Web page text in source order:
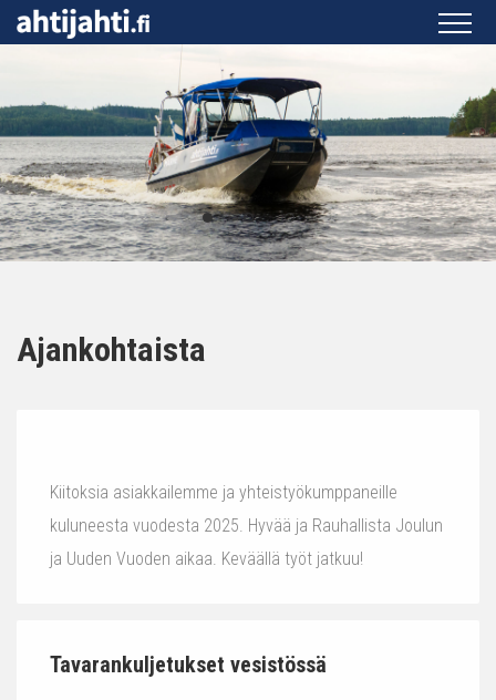
Ajankohtaista
Kiitoksia asiakkailemme ja yhteistyökumppaneille
kuluneesta vuodesta 2025. Hyvää ja Rauhallista Joulun
ja Uuden Vuoden aikaa. Keväällä työt jatkuu!
Tavarankuljetukset vesistössä